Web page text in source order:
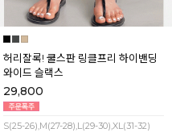
허리잘록! 쿨스판 링클프리 하이밴딩
와이드 슬랙스
29,800
S(25-26),M(27-28),L(29-30),XL(31-32)